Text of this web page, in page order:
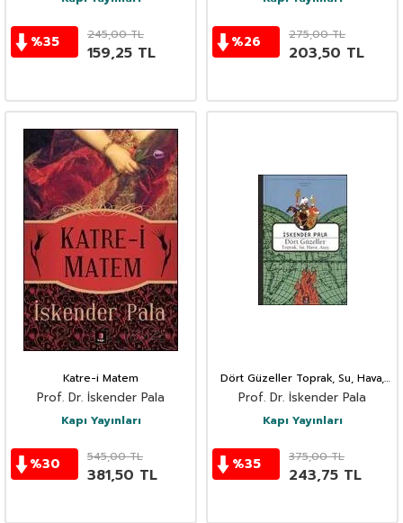
%35 245,00TL
159,25 TL
%26 275,00TL
203,50 TL
Katre-i Matem
Prof. Dr. İskender Pala
Kapı Yayınları
%30 545,00TL
381,50 TL
Dört Güzeller Toprak, Su, Hava,
Ateş
Prof. Dr. İskender Pala
Kapı Yayınları
%35 375,00TL
243,75 TL